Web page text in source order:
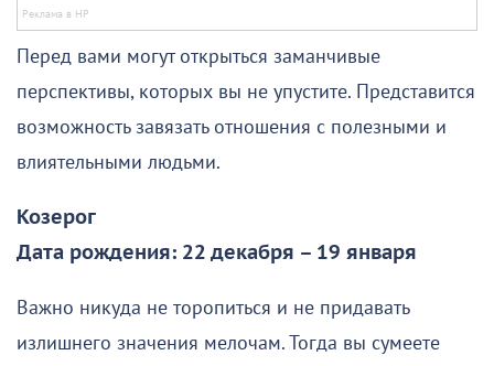
Перед вами могут открыться заманчивые
перспективы, которых вы не упустите. Представится
возможность завязать отношения с полезными и
влиятельными людьми.
Козерог
Дата рождения: 22 декабря – 19 января
Важно никуда не торопиться и не придавать
излишнего значения мелочам. Тогда вы сумеете